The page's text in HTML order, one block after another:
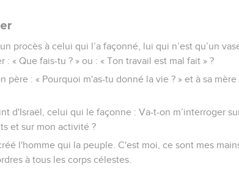
procès à celui qui l’a façonné, lui qui n’est qu’un
« Que fais-tu ? » ou : « Ton travail est mal fait » ?
père : « Pourquoi m'as-tu donné la vie ? » et à sa
d'Israël, celui qui le façonne : Va-t-on m’interroger
et sur mon activité ?
l'homme qui la peuple. C'est moi, ce sont mes
à tous les corps célestes.